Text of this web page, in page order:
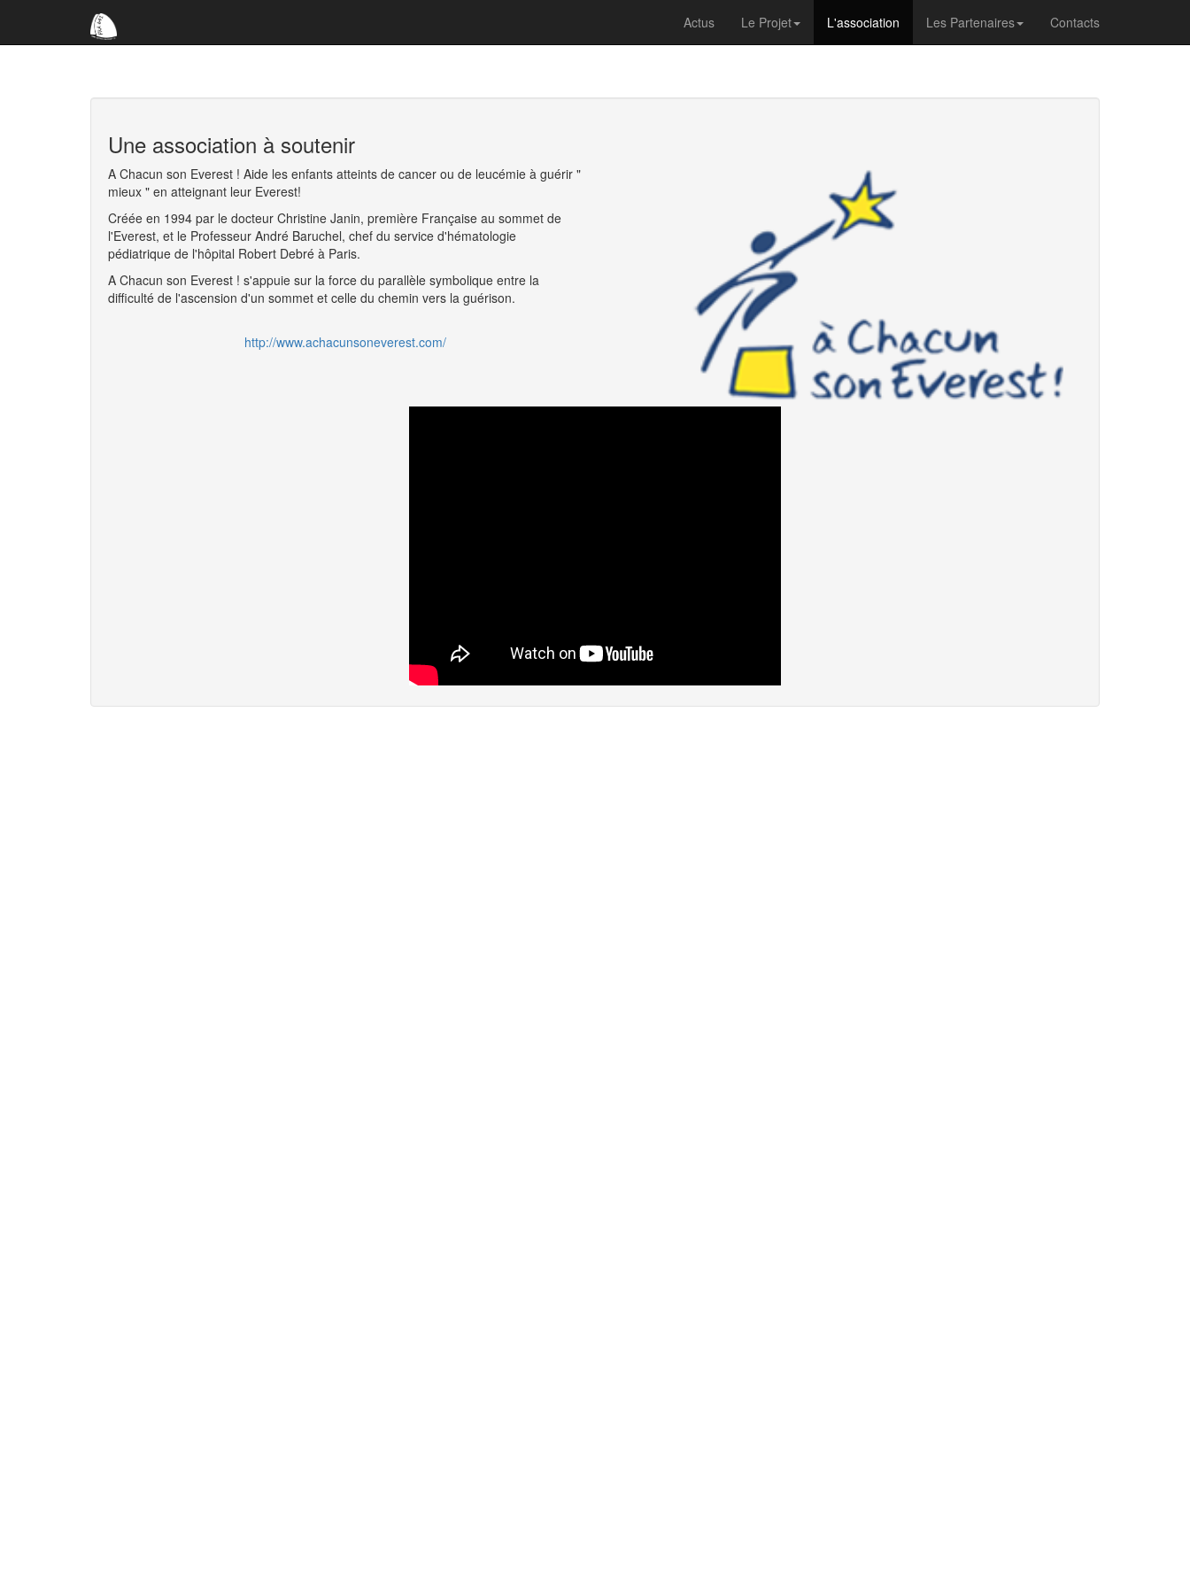
Actus Le Projet L'association Les Partenaires Contacts
Une association à soutenir
A Chacun son Everest ! Aide les enfants atteints de cancer ou de leucémie à guérir "
mieux " en atteignant leur Everest!
Créée en 1994 par le docteur Christine Janin, première Française au sommet de
l'Everest, et le Professeur André Baruchel, chef du service d'hématologie
pédiatrique de l'hôpital Robert Debré à Paris.
A Chacun son Everest ! s'appuie sur la force du parallèle symbolique entre la
difficulté de l'ascension d'un sommet et celle du chemin vers la guérison.
http://www.achacunsoneverest.com/